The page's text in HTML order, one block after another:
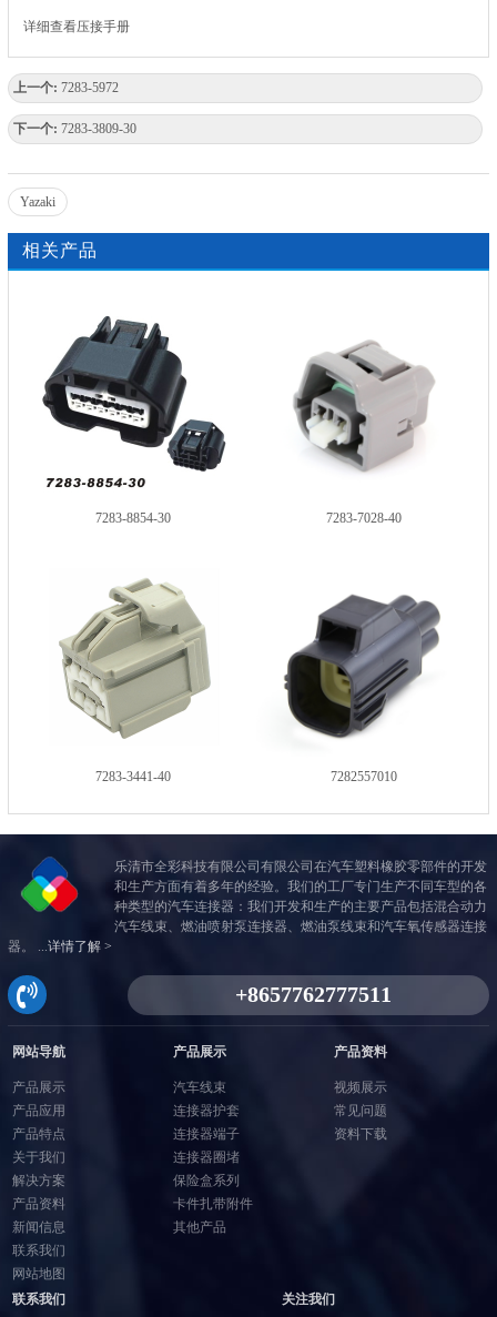
详细查看压接手册
上一个: 7283-5972
下一个: 7283-3809-30
Yazaki
相关产品
7283-8854-30 7283-7028-40
7283-3441-40 7282557010
乐清市全彩科技有限公司有限公司在汽车塑料橡胶零部件的开发
和生产方面有着多年的经验。我们的工厂专门生产不同车型的各
种类型的汽车连接器：我们开发和生产的主要产品包括混合动力
汽车线束、燃油喷射泵连接器、燃油泵线束和汽车氧传感器连接
器。 ... 详情了解 >
网站导航
产品展示
产品应用
产品特点
关于我们
解决方案
产品资料
新闻信息
联系我们
网站地图
产品展示
汽车线束
连接器护套
连接器端子
连接器圈堵
保险盒系列
卡件扎带附件
其他产品
产品资料
视频展示
常见问题
资料下载
联系我们 关注我们